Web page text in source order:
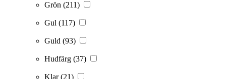
Grön (211)
Gul (117)
Guld (93)
Hudfärg (37)
Klar(21)